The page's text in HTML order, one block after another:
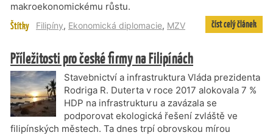
makroekonomickému růstu.
Štítky Filipíny, Ekonomická diplomacie, MZV číst celý článek
Příležitosti pro české firmy na Filipínách
Stavebnictví a infrastruktura Vláda prezidenta
Rodriga R. Duterta v roce 2017 alokovala 7 %
HDP na infrastrukturu a zavázala se
podporovat ekologická řešení zvláště ve
filipínských městech. Ta dnes trpí obrovskou mírou